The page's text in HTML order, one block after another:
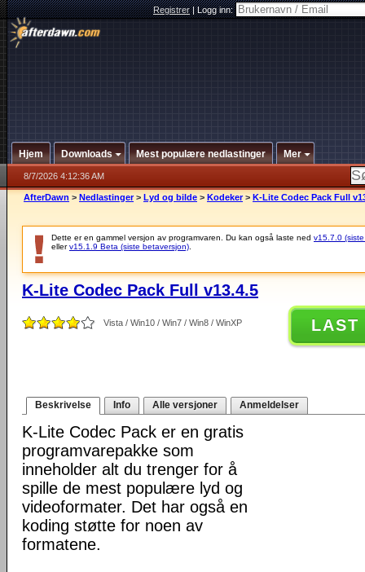
Registrer|Logg inn:
Hjem Downloads Mest populære nedlastinger Mer
8/7/2026 4:12:36 AM
AfterDawn > Nedlastinger > Lyd og bilde > Kodeker > K-Lite Codec Pack Full
Dette er en gammel versjon av programvaren. Du kan også laste ned v15.7.0
ellerv15.1.9 Beta (siste betaversjon)
K-Lite Codec Pack Full v13.4.5
Vista / Win10 / Win7 / Win8 / WinXP LAST
Beskrivelse Info Alle versjoner Anmeldelser
K-Lite Codec Pack er en gratis
programvarepakke som
inneholder alt du trenger for å
spille de mest populære lyd og
videoformater. Det har også en
koding støtte for noen av
formatene.